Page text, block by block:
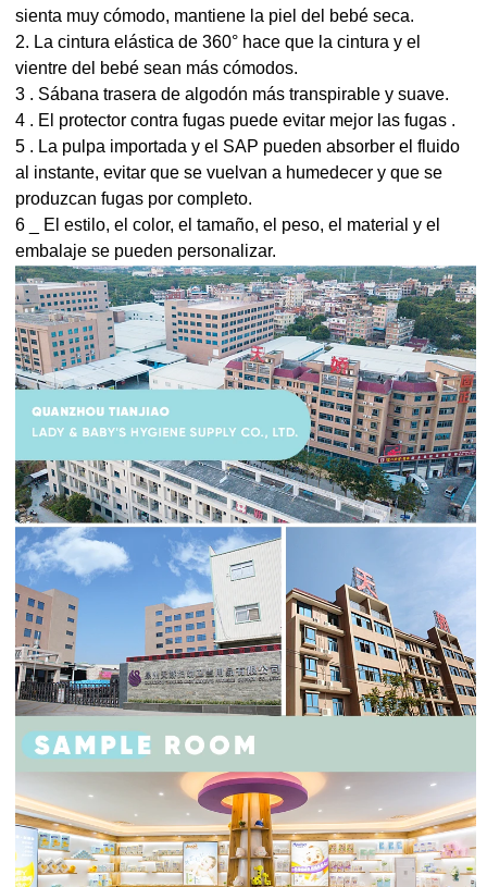
sienta muy cómodo, mantiene la piel del bebé seca.
2. La cintura elástica de 360° hace que la cintura y el
vientre del bebé sean más cómodos.
3 . Sábana trasera de algodón más transpirable y suave.
4 . El protector contra fugas puede evitar mejor las fugas .
5 . La pulpa importada y el SAP pueden absorber el fluido
al instante, evitar que se vuelvan a humedecer y que se
produzcan fugas por completo.
6
El estilo, el color, el tamaño, el peso, el material y el
embalaje se pueden personalizar.